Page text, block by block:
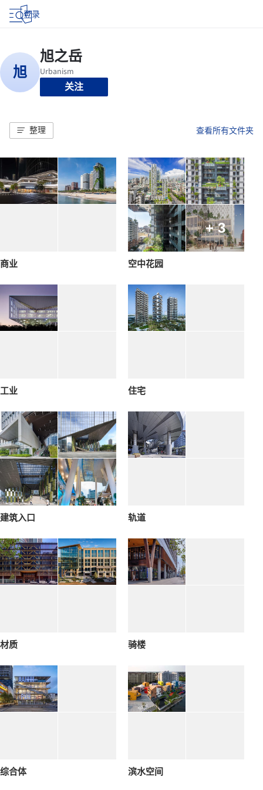
登录
关注
整理 查看所有文件夹
商业
+ 3
空中花园
工业 住宅
建筑入口 轨道
材质 骑楼
综合体 滨水空间